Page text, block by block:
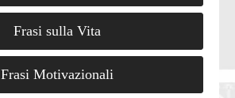
Frasi sulla Vita
Frasi Motivazionali